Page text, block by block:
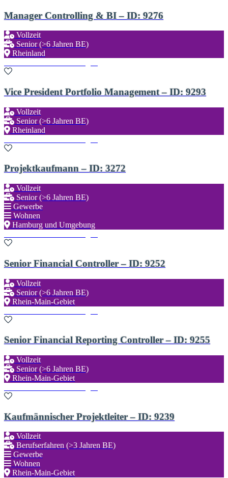
Manager Controlling & BI – ID: 9276
Vollzeit
Senior (>6 Jahren BE)
Rheinland
Vice President Portfolio Management – ID: 9293
Vollzeit
Senior (>6 Jahren BE)
Rheinland
Projektkaufmann – ID: 3272
Vollzeit
Senior (>6 Jahren BE)
Gewerbe
Wohnen
Hamburg und Umgebung
Senior Financial Controller – ID: 9252
Vollzeit
Senior (>6 Jahren BE)
Rhein-Main-Gebiet
Senior Financial Reporting Controller – ID: 9255
Vollzeit
Senior (>6 Jahren BE)
Rhein-Main-Gebiet
Kaufmännischer Projektleiter – ID: 9239
Vollzeit
Berufserfahren (>3 Jahren BE)
Gewerbe
Wohnen
Rhein-Main-Gebiet